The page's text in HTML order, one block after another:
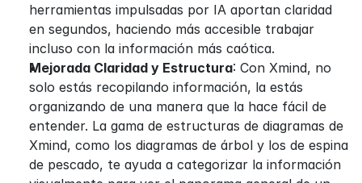
herramientas impulsadas por IA aportan claridad
en segundos, haciendo más accesible trabajar
incluso con la información más caótica.
Mejorada Claridad y Estructura: Con Xmind, no
solo estás recopilando información, la estás
organizando de una manera que la hace fácil de
entender. La gama de estructuras de diagramas de
Xmind, como los diagramas de árbol y los de espina
de pescado, te ayuda a categorizar la información